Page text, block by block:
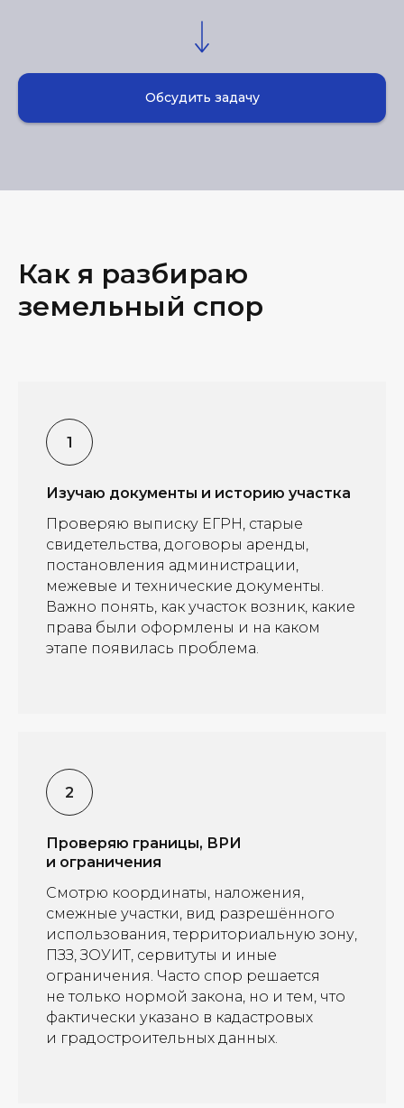
Обсудить задачу
Как я разбираю
земельный спор
Изучаю документы и историю участка
Проверяю выписку ЕГРН, старые
свидетельства, договоры аренды,
постановления администрации,
межевые и технические документы.
Важно понять, как участок возник, какие
права были оформлены и на каком
этапе появилась проблема.
Проверяю границы, ВРИ
и ограничения
Смотрю координаты, наложения,
смежные участки, вид разрешённого
использования, территориальную зону,
ПЗЗ, ЗОУИТ, сервитуты и иные
ограничения. Часто спор решается
не только нормой закона, но и тем, что
фактически указано в кадастровых
и градостроительных данных.